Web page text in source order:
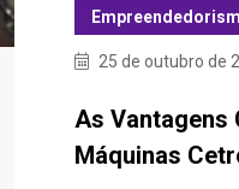
25 de outubro de
As Vantagens
Máquinas